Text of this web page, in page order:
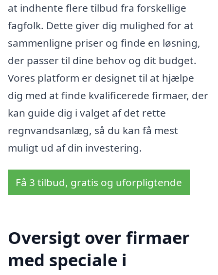
at indhente flere tilbud fra forskellige
fagfolk. Dette giver dig mulighed for at
sammenligne priser og finde en løsning,
der passer til dine behov og dit budget.
Vores platform er designet til at hjælpe
dig med at finde kvalificerede firmaer, der
kan guide dig i valget af det rette
regnvandsanlæg, så du kan få mest
muligt ud af din investering.
Få 3 tilbud, gratis og uforpligtende
Oversigt over firmaer
med speciale i